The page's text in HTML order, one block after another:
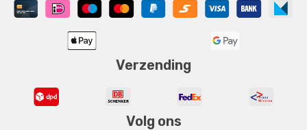
Verzending
Volg ons